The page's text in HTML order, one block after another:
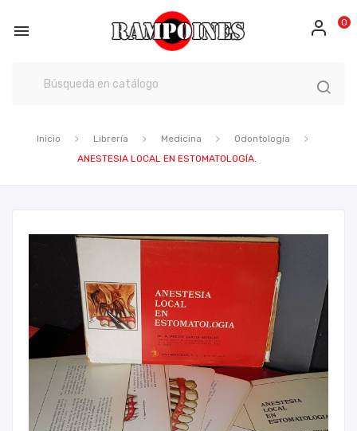
 0
Inicio Librería Medicina
Odontología
ANESTESIA LOCAL EN ESTOMATOLOGÍA.